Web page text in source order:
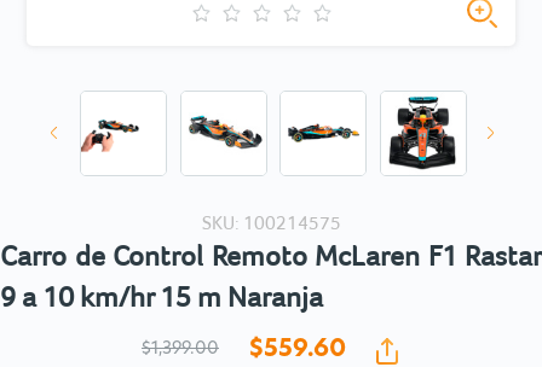
SKU: 100214575
Carro de Control Remoto McLaren F1 Rastar
9 a 10 km/hr 15 m Naranja
$1,399.00 $559.60